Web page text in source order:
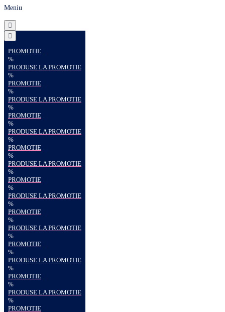
Meniu
PROMOTIE
%
PRODUSE LA PROMOTIE
%
PROMOTIE
%
PRODUSE LA PROMOTIE
%
PROMOTIE
%
PRODUSE LA PROMOTIE
%
PROMOTIE
%
PRODUSE LA PROMOTIE
%
PROMOTIE
%
PRODUSE LA PROMOTIE
%
PROMOTIE
%
PRODUSE LA PROMOTIE
%
PROMOTIE
%
PRODUSE LA PROMOTIE
%
PROMOTIE
%
PRODUSE LA PROMOTIE
%
PROMOTIE